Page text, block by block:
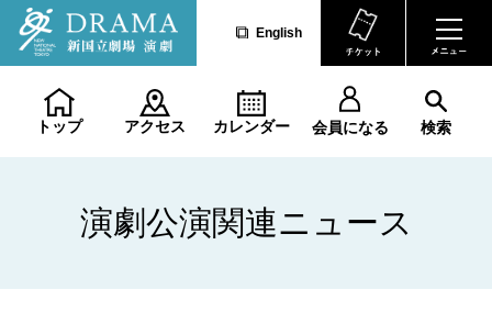
English
トップ アクセス カレンダー 会員になる 検索
演劇公演関連ニュース